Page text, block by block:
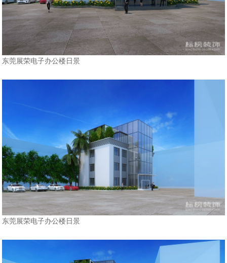
东莞展荣电子办公楼日景
东莞展荣电子办公楼日景